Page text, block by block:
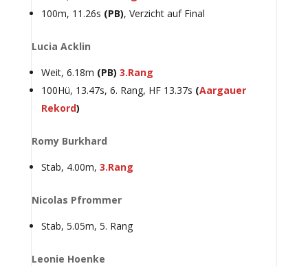
100m, 11.26s (PB), Verzicht auf Final
Lucia Acklin
Weit, 6.18m (PB) 3.Rang
100Hü, 13.47s, 6. Rang, HF 13.37s (Aargauer
Rekord)
Romy Burkhard
Stab, 4.00m, 3.Rang
Nicolas Pfrommer
Stab, 5.05m, 5. Rang
Leonie Hoenke